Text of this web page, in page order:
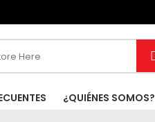
¿QUIÉNES SOMOS?